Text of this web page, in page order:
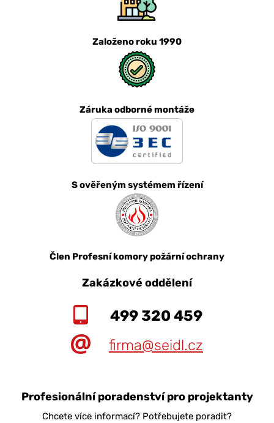
Založeno roku 1990
Záruka odborné montáže
S ověřeným systémem řízení
Člen Profesní komory požární ochrany
Zakázkové oddělení
499 320 459
firma@seidl.cz
Profesionální poradenství pro projektanty
Chcete více informací? Potřebujete poradit?